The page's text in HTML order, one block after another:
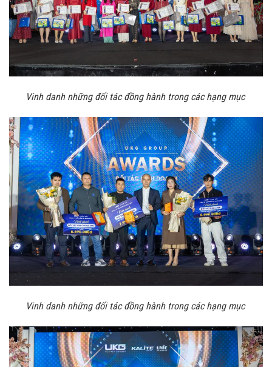
Vinh danh những đối tác đồng hành trong các hạng mục
Vinh danh những đối tác đồng hành trong các hạng mục